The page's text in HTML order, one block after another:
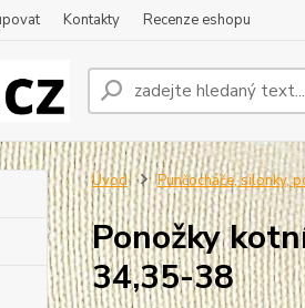
Kontakty Recenze eshopu
Úvod Punčocháče, silonky,
Ponožky
34,35-38